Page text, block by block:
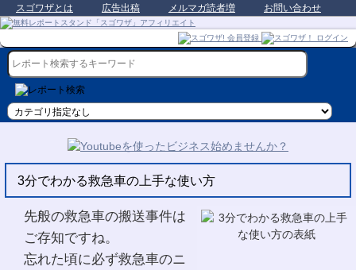
スゴワザとは 広告出稿 メルマガ読者増 お問い合わせ
3分でわかる救急車の上手な使い方
先般の救急車の搬送事件は
ご存知ですね。
忘れた頃に必ず救急車のニ